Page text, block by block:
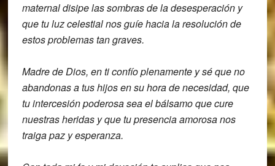
maternal disipe lassombras de la desesperación y
que tu luzcelestial nos guíe hacia la resoluciónde
estos problemas tangraves.
Madre de Dios, en ti confíoplenamente y sé que no
abandonas a tushijos en su hora de necesidad, que
tuintercesión poderosa sea el bálsamo que cure
nuestras heridas y que tu presenciaamorosa nos
traiga paz y esperanza.